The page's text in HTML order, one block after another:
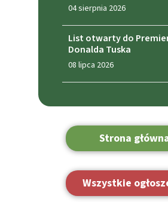
04 sierpnia 2026
List otwarty do
Donalda Tuska
08 lipca 2026
Wszystkie
Strona